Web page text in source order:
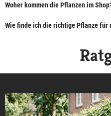
Woher kommen die Pflanzen im
Wie finde ich die richtige Pflanze für